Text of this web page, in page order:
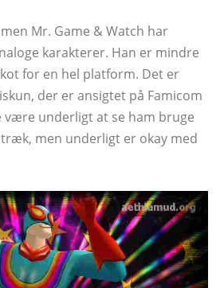
Mr. Game & Watch har
karakterer. Han er mindre
for en hel platform. Det er
der er ansigtet på Famicom
være underligt at se ham bruge
men underligt er okay med